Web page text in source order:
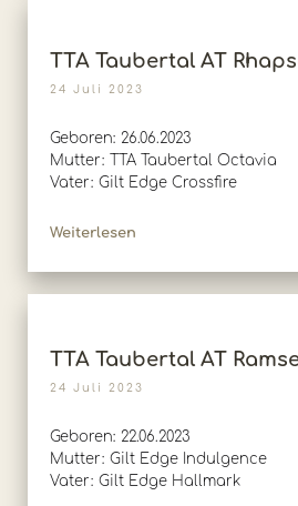
TTA Taubertal AT
24 Juli 2023
Geboren: 26.06.2023
Mutter: TTA Taubertal Octavia
Vater: Gilt Edge Crossfire
Weiterlesen
TTA Taubertal AT
24 Juli 2023
Geboren: 22.06.2023
Mutter: Gilt Edge Indulgence
Vater: Gilt Edge Hallmark